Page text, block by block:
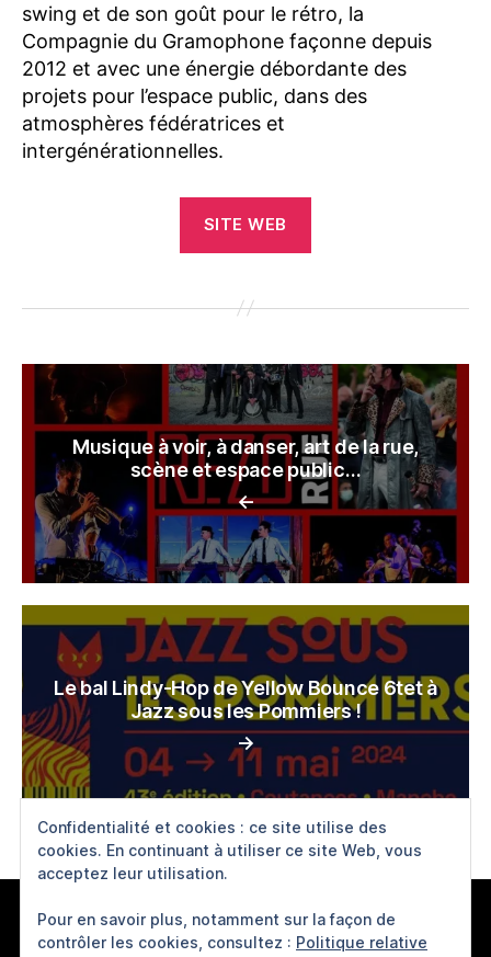
swing et de son goût pour le rétro, la
Compagnie du Gramophone façonne depuis
2012 et avec une énergie débordante des
projets pour l’espace public, dans des
atmosphères fédératrices et
intergénérationnelles.
SITE WEB
←
Musique à voir, à danser, art de la rue,
scène et espace public…
→
Le bal Lindy-Hop de Yellow Bounce 6tet à
Jazz sous les Pommiers !
Confidentialité et cookies : ce site utilise des
cookies. En continuant à utiliser ce site Web, vous
acceptez leur utilisation.
Pour en savoir plus, notamment sur la façon de
contrôler les cookies, consultez : Politique relative